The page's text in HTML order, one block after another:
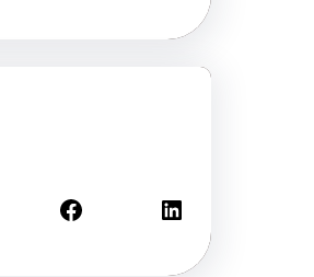
Facebook LinkedIn